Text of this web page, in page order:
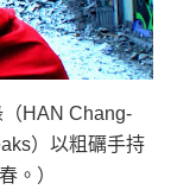
（HAN Chang-
）以粗礪手持
。）